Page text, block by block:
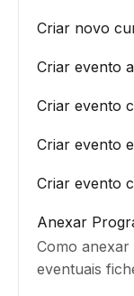
Criar novo
Criar evento
Criar evento
Criar evento
Criar evento
Anexar
Como
eventuais